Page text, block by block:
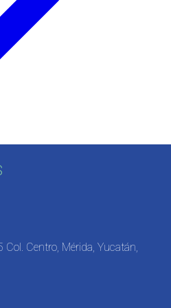
Centro, Mérida, Yucatán,